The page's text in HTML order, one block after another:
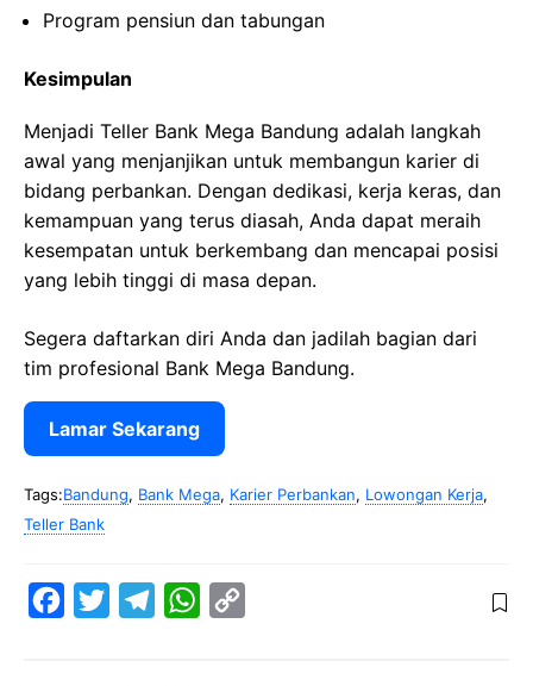
Program pensiun dan tabungan
Kesimpulan
Menjadi Teller Bank Mega Bandung adalah langkah
awal yang menjanjikan untuk membangun karier di
bidang perbankan. Dengan dedikasi, kerja keras, dan
kemampuan yang terus diasah, Anda dapat meraih
kesempatan untuk berkembang dan mencapai posisi
yang lebih tinggi di masa depan.
Segera daftarkan diri Anda dan jadilah bagian dari
tim profesional Bank Mega Bandung.
Lamar Sekarang
Tags:Bandung, Bank Mega, Karier Perbankan, Lowongan Kerja,
Teller Bank
W